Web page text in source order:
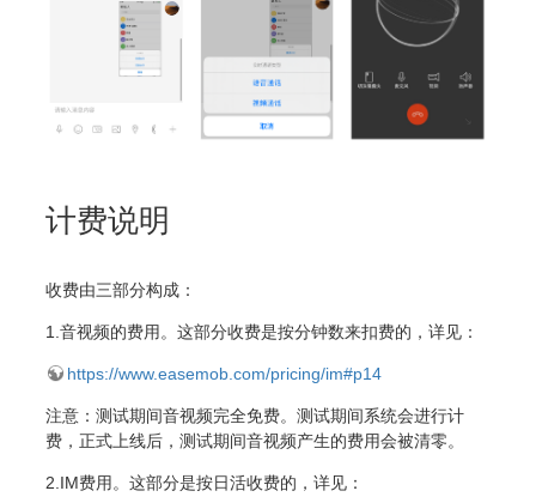
计费说明
收费由三部分构成：
1.音视频的费用。这部分收费是按分钟数来扣费的，详见：
https://www.easemob.com/pricing/im#p14
注意：测试期间音视频完全免费。测试期间系统会进行计
费，正式上线后，测试期间音视频产生的费用会被清零。
2.IM费用。这部分是按日活收费的，详见：